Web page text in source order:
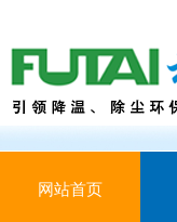
网站首页